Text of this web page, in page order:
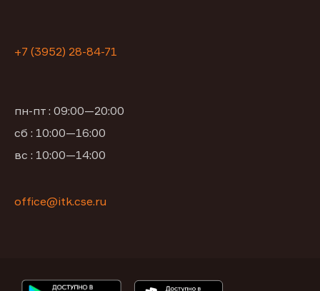
+7 (3952) 28-84-71
пн-пт : 09:00—20:00
сб : 10:00—16:00
вс : 10:00—14:00
office@itk.cse.ru